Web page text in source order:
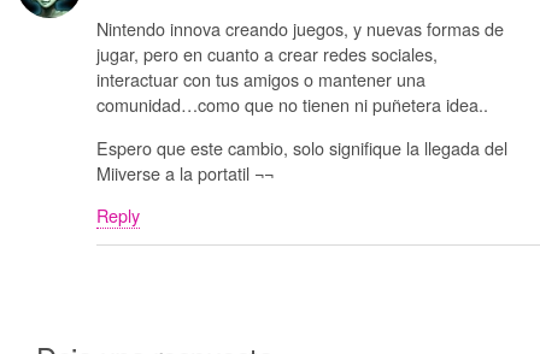
Nintendo innova creando juegos, y nuevas formas de
jugar, pero en cuanto a crear redes sociales,
interactuar con tus amigos o mantener una
comunidad…como que no tienen ni puñetera idea..
Espero que este cambio, solo signifique la llegada del
Miiverse a la portatil ¬¬
Reply